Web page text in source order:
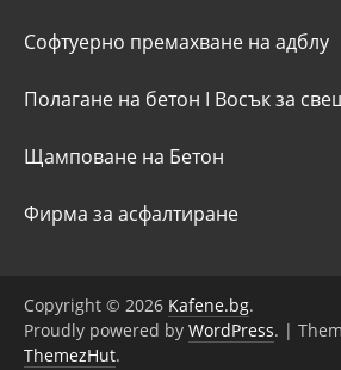
Софтуерно премахване на адблу
Полагане на бетон I Восък за
Щамповане на Бетон
Фирма за асфалтиране
Copyright © 2026 Kafene.bg.
Proudly powered by WordPress. |
ThemezHut.